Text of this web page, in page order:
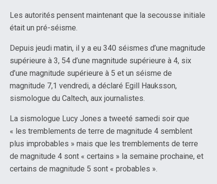
Les autorités pensent maintenant que la secousse initiale
était un pré-séisme.
Depuis jeudi matin, il y a eu 340 séismes d’une magnitude
supérieure à 3, 54 d’une magnitude supérieure à 4, six
d’une magnitude supérieure à 5 et un séisme de
magnitude 7,1 vendredi, a déclaré Egill Hauksson,
sismologue du Caltech, aux journalistes.
La sismologue Lucy Jones a tweeté samedi soir que
« les tremblements de terre de magnitude 4 semblent
plus improbables » mais que les tremblements de terre
de magnitude 4 sont « certains » la semaine prochaine, et
certains de magnitude 5 sont « probables ».